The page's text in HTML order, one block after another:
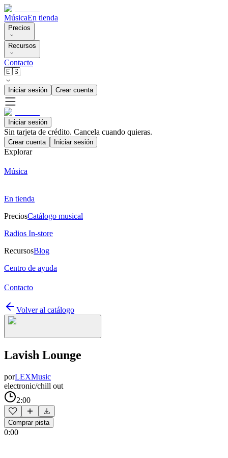
MúsicaEn tienda
Precios
Recursos
Contacto
🇪🇸
Iniciar sesión Crear cuenta
Iniciar sesión
Sin tarjeta de crédito. Cancela cuando quieras.
Crear cuenta Iniciar sesión
Explorar
Música
En tienda
PreciosCatálogo musical
Radios In-store
RecursosBlog
Centro de ayuda
Contacto
Volver al catálogo
Lavish Lounge
porLEXMusic
electronic/chill out
2:00
Comprar pista
0:00